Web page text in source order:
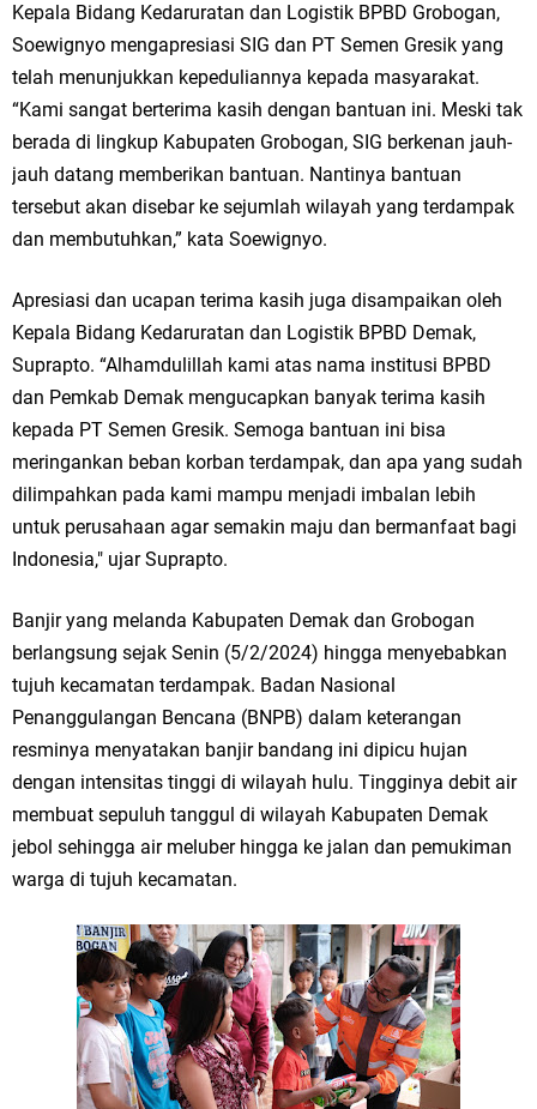
Qurban dari Bupati & Kepala DPMPTSP Gresik
DPC PDI Perjuangan Gresik Tebar Berkah Idul Adha, Bagikan Daging
Kurban untuk Ratusan Warga
Ponpes Himmatul Khoiriyah Gelar Penyembelihan Hewan Qurban dari
Keluarga Besar dr. Titin Ekowati RS Wates Husada Balongpanggang
RT 03 RW 01 Patra Raya Rosewood Cerme Gresik Berbenah dan
Bersolek, Siap Meriahkan HUT Ke 81 RI
Kamis, 6 Agustus
Kepala Bidang Kedaruratan dan Logistik BPBD Grobogan,
Soewignyo mengapresiasi SIG dan PT Semen Gresik yang
telah menunjukkan kepeduliannya kepada masyarakat.
“Kami sangat berterima kasih dengan bantuan ini. Meski tak
berada di lingkup Kabupaten Grobogan, SIG berkenan jauh-
jauh datang memberikan bantuan. Nantinya bantuan
tersebut akan disebar ke sejumlah wilayah yang terdampak
dan membutuhkan,” kata Soewignyo.
Apresiasi dan ucapan terima kasih juga disampaikan oleh
Kepala Bidang Kedaruratan dan Logistik BPBD Demak,
Suprapto. “Alhamdulillah kami atas nama institusi BPBD
dan Pemkab Demak mengucapkan banyak terima kasih
kepada PT Semen Gresik. Semoga bantuan ini bisa
meringankan beban korban terdampak, dan apa yang sudah
dilimpahkan pada kami mampu menjadi imbalan lebih
untuk perusahaan agar semakin maju dan bermanfaat bagi
Indonesia," ujar Suprapto.
Banjir yang melanda Kabupaten Demak dan Grobogan
berlangsung sejak Senin (5/2/2024) hingga menyebabkan
tujuh kecamatan terdampak. Badan Nasional
Penanggulangan Bencana (BNPB) dalam keterangan
resminya menyatakan banjir bandang ini dipicu hujan
dengan intensitas tinggi di wilayah hulu. Tingginya debit air
membuat sepuluh tanggul di wilayah Kabupaten Demak
jebol sehingga air meluber hingga ke jalan dan pemukiman
warga di tujuh kecamatan.